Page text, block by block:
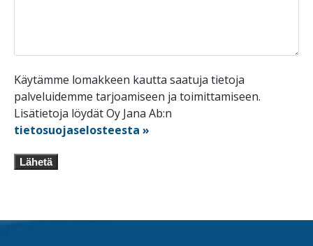
Käytämme lomakkeen kautta saatuja tietoja
palveluidemme tarjoamiseen ja toimittamiseen.
Lisätietoja löydät Oy Jana Ab:n
tietosuojaselosteesta »
Lähetä